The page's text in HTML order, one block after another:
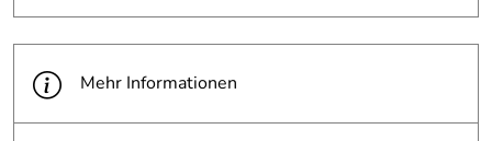
Wir das ist die Truppe von BüroObjekt Hildesheim,
Schmitz Schiminski Partner GbR und Metall und
Gestaltung.Mehr Informationen